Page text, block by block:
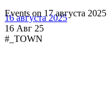
16 августа 2025
16 Авг 25
#_TOWN
Events on 17 августа 2025